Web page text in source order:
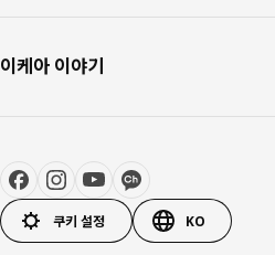
이케아 이야기
쿠키 설정 KO